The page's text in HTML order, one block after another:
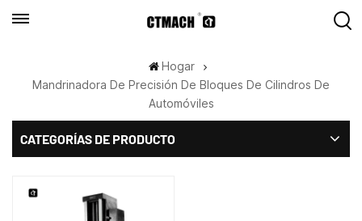
Hogar
Mandrinadora De Precisión De Bloques De Cilindros De
Automóviles
CATEGORÍAS DE PRODUCTO